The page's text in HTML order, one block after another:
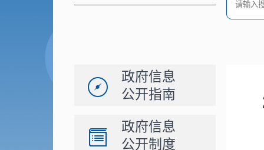
政府信息
公开指南
政府信息
公开制度